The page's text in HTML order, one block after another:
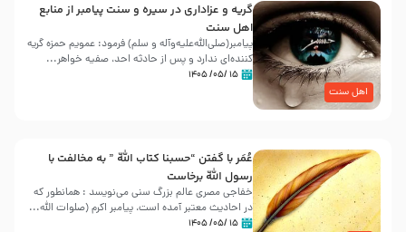
اهل سنت
گریه و عزاداری در سیره و سنت پیامبر از منابع
اهل سنت
پیامبر(صلی‌الله‌علیه‌وآله و سلم) فرمود: عمویم حمزه گریه
کننده‌ای ندارد و پس از حادثه احد، صفیه خواهر...
۱۵ /۰۵/ ۱۴۰۵
عُمَر با گفتن “حسبنا كتاب اللّه ” به مخالفت با
رسول اللّه برخاست
خفاجی مصری عالم بزرگ سنی می‌نویسد : همانطور که
در احادیث معتبر آمده است، پیامبر اکرم (صلوات اللّه...
۱۵ /۰۵/ ۱۴۰۵